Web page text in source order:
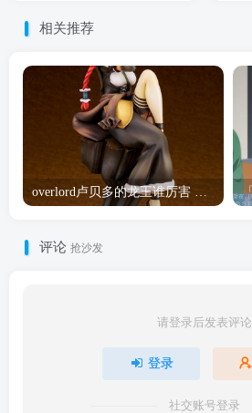
相关推荐
评论 抢沙发
请登录后发表评论
登录
社交账号登录